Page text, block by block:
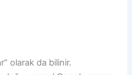
olarak da bilinir.